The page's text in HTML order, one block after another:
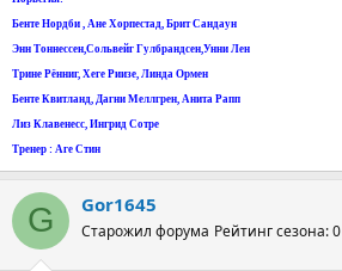
Бенте Нордби , Ане Хорпестад, Брит Сандаун
Энн Тоннессен,Сольвейг Гулбрандсен,Унни Лен
Тринe Рённиг, Хеге Риизе, Линда Ормен
Бенте Квитланд, Дагни Меллгрен, Анита Рапп
Лиз Клавенесс, Ингрид Сотре
Тренер : Аге Стин
G Gor1645
Старожил форума Рейтинг сезона: 0